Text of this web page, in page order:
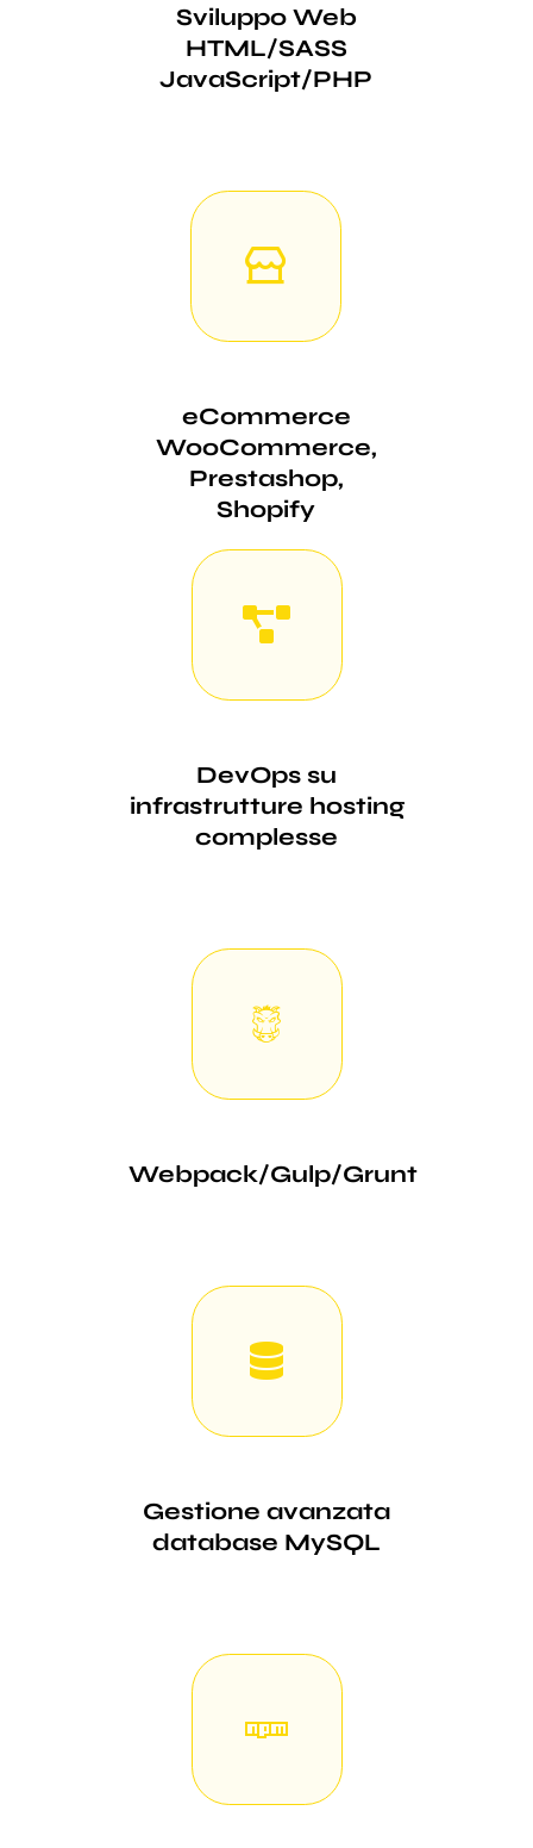
Sviluppo Web
HTML/SASS
JavaScript/PHP
eCommerce
WooCommerce,
Prestashop,
Shopify
DevOps su
infrastrutture hosting
complesse
Webpack/Gulp/Grunt
Gestione avanzata
database MySQL